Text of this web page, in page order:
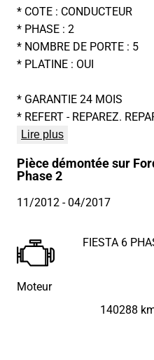
* COTE : CONDUCTEUR
* PHASE : 2
* NOMBRE DE PORTE : 5
* PLATINE : OUI
* GARANTIE 24 MOIS
* REFERT - REPAREZ.
Lire plus
Pièce démontée sur
Phase 2
11/2012 - 04/2017
Moteur
FIESTA 6
140288